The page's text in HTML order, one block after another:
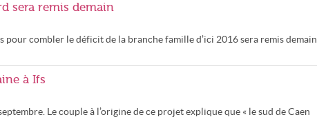
sera remis demain
combler le déficit de la branche famille d’ici 2016 sera remis demain
à Ifs
Le couple à l’origine de ce projet explique que « le sud de Caen